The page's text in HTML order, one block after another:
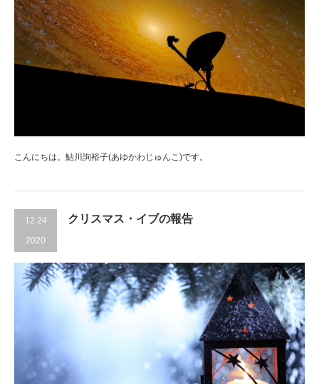
こんにちは。鮎川詢裕子(あゆかわじゅんこ)です。
12.24
2020
クリスマス・イブの報告